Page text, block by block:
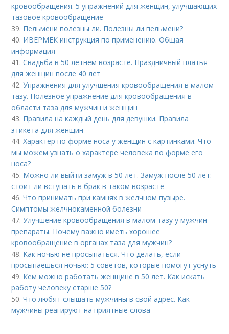
кровообращения. 5 упражнений для женщин, улучшающих
тазовое кровообращение
39. Пельмени полезны ли. Полезны ли пельмени?
40. ИВЕРМЕК инструкция по применению. Общая
информация
41.Свадьба в 50 летнем возрасте. Праздничный платья
для женщин после 40 лет
42.Упражнения для улучшения кровообращения в малом
тазу. Полезное упражнение для кровообращения в
области таза для мужчин и женщин
43. Правила на каждый день для девушки. Правила
этикета для женщин
44.Характер по форме носа у женщин с картинками. Что
мы можем узнать о характере человека по форме его
носа?
45. Можно ли выйти замуж в 50 лет. Замуж после 50 лет:
стоит ли вступать в брак в таком возрасте
46.Что принимать при камнях в желчном пузыре.
Симптомы желчнокаменной болезни
47.Улучшение кровообращения в малом тазу у мужчин
препараты. Почему важно иметь хорошее
кровообращение в органах таза для мужчин?
48. Как ночью не просыпаться. Что делать, если
просыпаешься ночью: 5 советов, которые помогут уснуть
49. Кем можно работать женщине в 50 лет. Как искать
работу человеку старше 50?
50.Что любят слышать мужчины в свой адрес. Как
мужчины реагируют на приятные слова